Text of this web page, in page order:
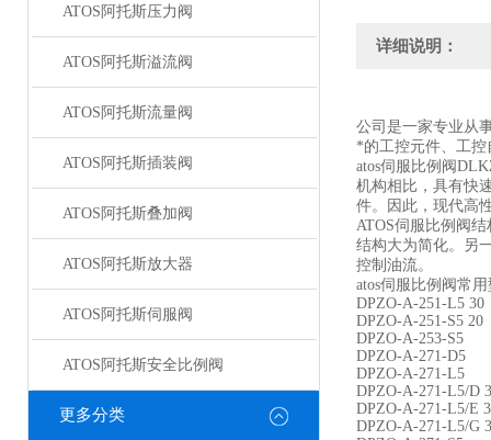
ATOS阿托斯压力阀
ATOS阿托斯溢流阀
ATOS阿托斯流量阀
ATOS阿托斯插装阀
ATOS阿托斯叠加阀
ATOS阿托斯放大器
ATOS阿托斯伺服阀
ATOS阿托斯安全比例阀
更多分类
详细说明：
公司是一家专业从
*的工控元件、工
atos伺服比例阀
机构相比，具有快
件。因此，现代高
ATOS伺服比例阀
结构大为简化。另
控制油流。
atos伺服比例阀常
DPZO-A-251-L5 30
DPZO-A-251-S5 20
DPZO-A-253-S5
DPZO-A-271-D5
DPZO-A-271-L5
DPZO-A-271-L5/D
DPZO-A-271-L5/E
DPZO-A-271-L5/G